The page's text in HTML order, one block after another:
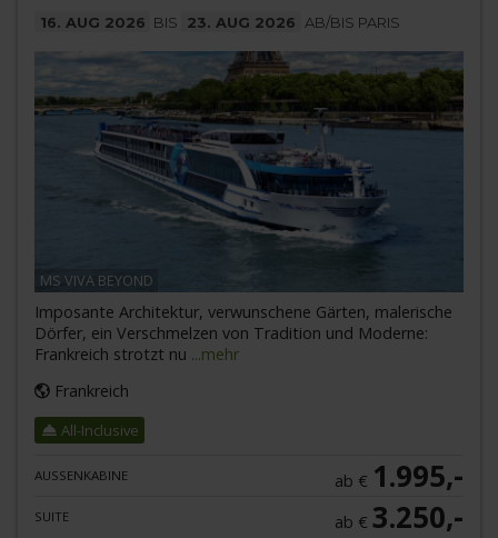
16. AUG 2026 BIS 23. AUG 2026 AB/BIS PARIS
MS VIVA BEYOND
Imposante Architektur, verwunschene Gärten, malerische
Dörfer, ein Verschmelzen von Tradition und Moderne:
Frankreich strotzt nu ...mehr
Frankreich
All-Inclusive
AUSSENKABINE ab € 1.995,-
SUITE ab €3.250,-